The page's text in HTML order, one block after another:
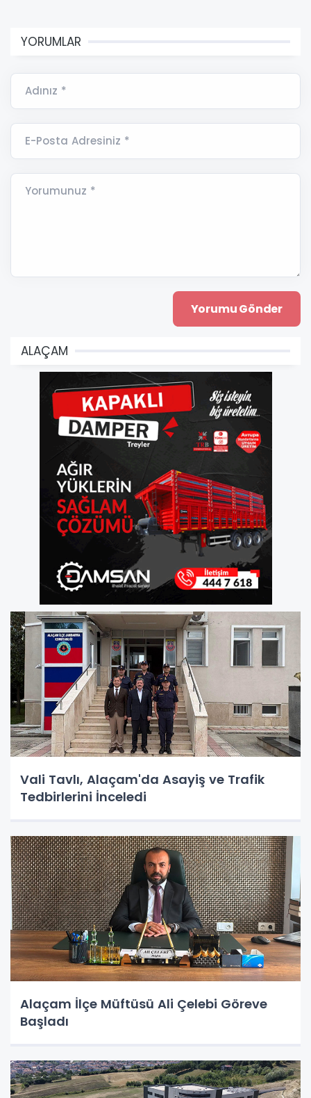
YORUMLAR
Adınız *
E-Posta Adresiniz *
Yorumunuz *
ALAÇAM
Vali Tavlı, Alaçam'da Asayiş ve Trafik
Tedbirlerini İnceledi
Alaçam İlçe Müftüsü Ali Çelebi Göreve
Başladı